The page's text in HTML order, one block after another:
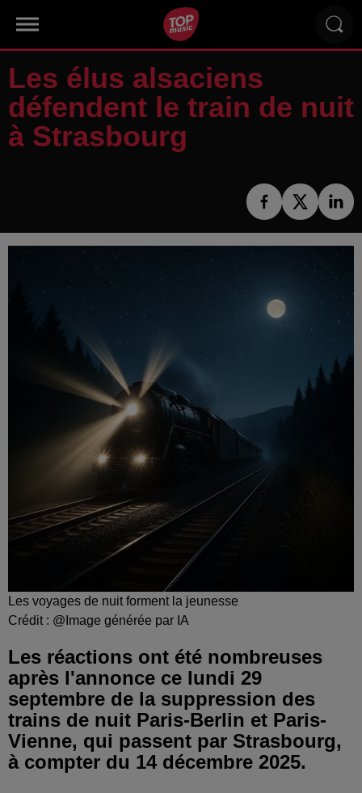
Les élus alsaciens
défendent le train de nuit
à Strasbourg
Les voyages de nuit forment la jeunesse
Crédit : @Image générée par IA
Les réactions ont été nombreuses
après l'annonce ce lundi 29
septembre de la suppression des
trains de nuit Paris-Berlin et Paris-
Vienne, qui passent par Strasbourg,
à compter du 14 décembre 2025.